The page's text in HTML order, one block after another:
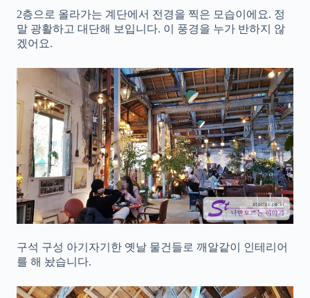
2층으로 올라가는 계단에서 전경을 찍은 모습이에요. 정
말 광활하고 대단해 보입니다. 이 풍경을 누가 반하지 않
겠어요.
구석 구성 아기자기한 옛날 물건들로 깨알같이 인테리어
를 해 놨습니다.